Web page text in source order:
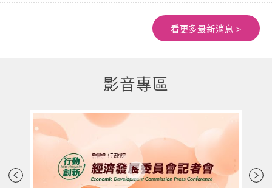
看更多最新消息 >
影音專區